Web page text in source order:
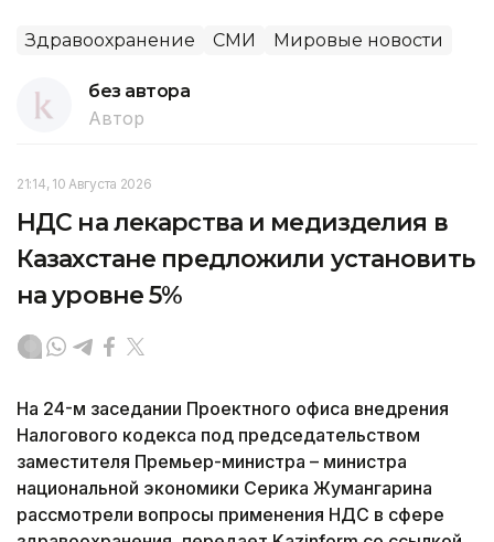
Здравоохранение СМИ Мировые новости
без автора
Автор
21:14, 10 Августа 2026
НДС на лекарства и медизделия в
Казахстане предложили установить
на уровне 5%
На 24-м заседании Проектного офиса внедрения
Налогового кодекса под председательством
заместителя Премьер-министра – министра
национальной экономики Серика Жумангарина
рассмотрели вопросы применения НДС в сфере